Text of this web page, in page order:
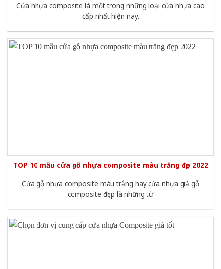
Cửa nhựa composite là một trong những loại cửa nhựa cao
cấp nhất hiện nay.
TOP 10 mẫu cửa gỗ nhựa composite màu trắng đẹp 2022
Cửa gỗ nhựa composite màu trắng hay cửa nhựa giả gỗ
composite đẹp là những từ